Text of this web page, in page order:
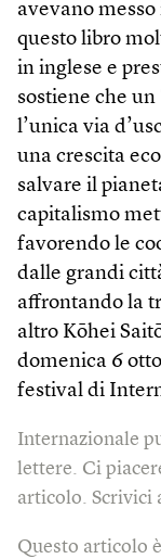
avevano
questo libro
in inglese e
sostiene che
l’unica via
una crescita
salvare il
capitalismo
favorendo le
dalle grandi
affrontando la
altro Kōhei
domenica 6
festival di
Internazionale
lettere. Ci
articolo. Scrivici
Questo articolo